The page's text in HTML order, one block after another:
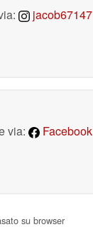
jacob67147
via:
Facebook
su browser